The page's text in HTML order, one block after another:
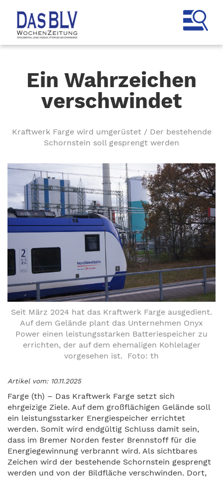
Ein Wahrzeichen
verschwindet
Kraftwerk Farge wird umgerüstet / Der bestehende
Schornstein soll gesprengt werden
Seit März 2024 hat das Kraftwerk Farge ausgedient.
Auf dem Gelände plant das Unternehmen Onyx
Power einen leistungsstarken Batteriespeicher zu
errichten, der auf dem ehemaligen Kohlelager
vorgesehen ist. Foto: th
Artikel vom: 10.11.2025
Farge (th) – Das Kraftwerk Farge setzt sich
ehrgeizige Ziele. Auf dem großflächigen Gelände soll
ein leistungsstarker Energiespeicher errichtet
werden. Somit wird endgültig Schluss damit sein,
dass im Bremer Norden fester Brennstoff für die
Energiegewinnung verbrannt wird. Als sichtbares
Zeichen wird der bestehende Schornstein gesprengt
werden und von der Bildfläche verschwinden. Dort,